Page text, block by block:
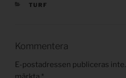
KATEGORIER
TURF
Kommentera
E-postadressen publiceras inte.